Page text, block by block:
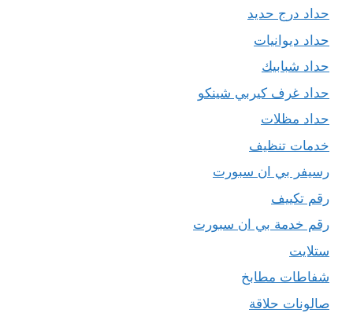
حداد درج حديد
حداد ديوانيات
حداد شبابيك
حداد غرف كيربي شينكو
حداد مظلات
خدمات تنظيف
رسيفر بي ان سبورت
رقم تكييف
رقم خدمة بي ان سبورت
ستلايت
شفاطات مطابخ
صالونات حلاقة